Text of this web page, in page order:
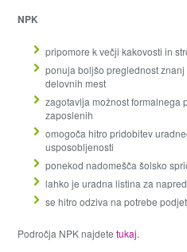
NPK
pripomore k večji kakovosti in
ponuja boljšo preglednost
delovnih mest
zagotavlja možnost formalnega
zaposlenih
omogoča hitro pridobitev
usposobljenosti
ponekod nadomešča šolsko
lahko je uradna listina za
se hitro odziva na potrebe
Področja NPK najdetetukaj.